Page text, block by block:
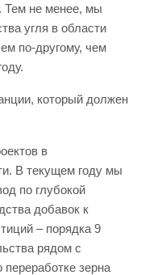
Тем не менее, мы
угля в области
по-другому, чем
который должен
в
В текущем году мы
по глубокой
добавок к
– порядка 9
рядом с
зерна